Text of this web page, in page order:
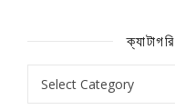
ক্যাটাগরি